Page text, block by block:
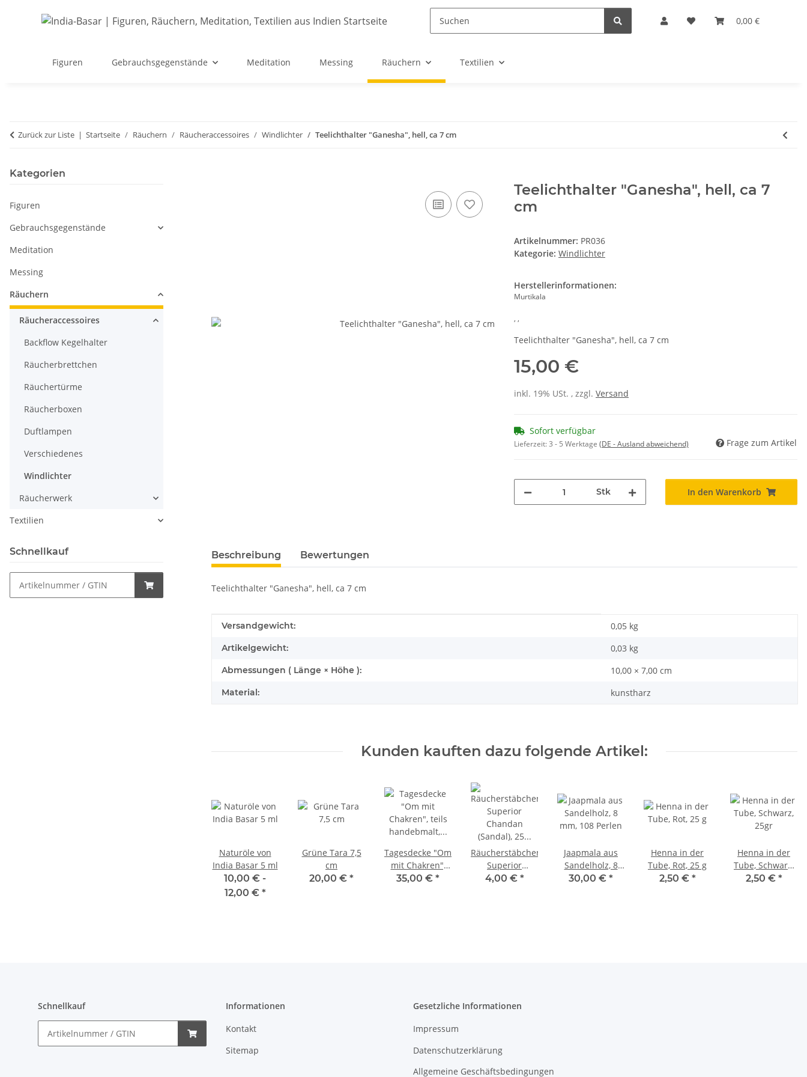
0,00 €
Figuren Gebrauchsgegenstände Meditation Messing Räuchern Textilien
Zurück zur Liste Startseite Räuchern Räucheraccessoires Windlichter Teelichthalter "Ganesha", hell, ca 7 cm
Teelichthalter "Ganesha", hell, ca 7
cm
Artikelnummer: PR036
Kategorie: Windlichter
Herstellerinformationen:
Murtikala
, ,
Teelichthalter "Ganesha", hell, ca 7 cm
15,00 €
inkl. 19% USt. , zzgl. Versand
Sofort verfügbar
Lieferzeit:3 - 5 Werktage (DE - Ausland abweichend) Frage zum Artikel
Stk In den Warenkorb
weitere Registerkarten anzeigen
Beschreibung Bewertungen
Teelichthalter "Ganesha", hell, ca 7 cm
Produkteigenschaft
Wert
Versandgewicht: 0,05 kg
Artikelgewicht: 0,03 kg
Abmessungen ( Länge × Höhe ): 10,00 × 7,00 cm
Material: kunstharz
Kunden kauften dazu folgende Artikel:
Naturöle von
India Basar 5 ml
10,00 € -
12,00 € *
Grüne Tara 7,5
cm
20,00 € *
Tagesdecke "Om
mit Chakren",
teils
35,00 € *
Räucherstäbchen
Superior
Chandan
4,00 € *
Jaapmala aus
Sandelholz, 8
mm, 108 Perlen
30,00 € *
Henna in der
Tube, Rot, 25 g
2,50 € *
Henna in der
Tube, Schwarz,
25gr
2,50 € *
Kategorien
Figuren
Gebrauchsgegenstände
Meditation
Messing
Räuchern
Räucheraccessoires
Backflow Kegelhalter
Räucherbrettchen
Räuchertürme
Räucherboxen
Duftlampen
Verschiedenes
Windlichter
Räucherwerk
Textilien
Schnellkauf
Schnellkauf Informationen
Kontakt
Sitemap
Gesetzliche Informationen
Impressum
Datenschutzerklärung
Allgemeine Geschäftsbedingungen